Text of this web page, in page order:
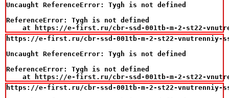
Uncaught ReferenceError: Tygh is not defined
ReferenceError: Tygh is not defined
at https://e-first.ru/cbr-ssd-001tb-m-2-st22-
https://e-first.ru/cbr-ssd-001tb-m-2-st22-vnutrenniy-
Uncaught ReferenceError: Tygh is not defined
ReferenceError: Tygh is not defined
at https://e-first.ru/cbr-ssd-001tb-m-2-st22-
https://e-first.ru/cbr-ssd-001tb-m-2-st22-vnutrenniy-